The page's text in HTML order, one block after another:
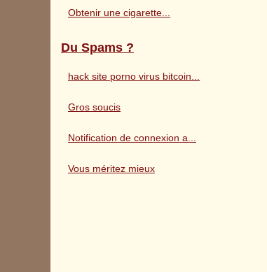
Obtenir une cigarette...
Du Spams ?
hack site porno virus bitcoin...
Gros soucis
Notification de connexion a...
Vous méritez mieux